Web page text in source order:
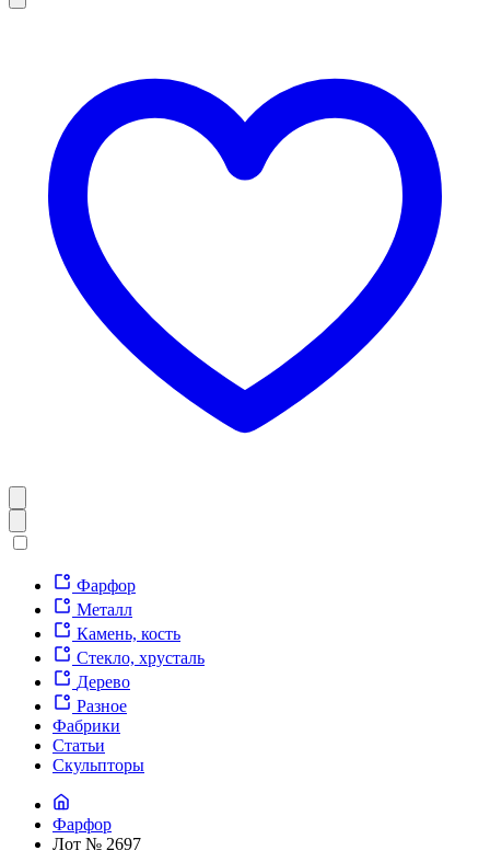
Фарфор
Металл
Камень, кость
Стекло, хрусталь
Дерево
Разное
Фабрики
Статьи
Скульпторы
Фарфор
Лот № 2697